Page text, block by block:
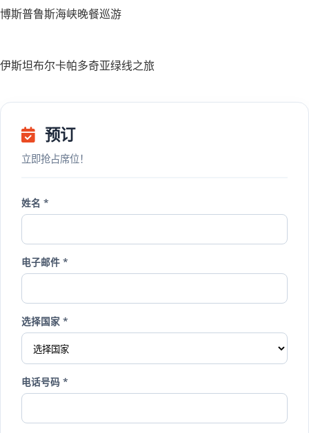
博斯普鲁斯海峡晚餐巡游
伊斯坦布尔卡帕多奇亚绿线之旅
预订
立即抢占席位！
姓名 *
电子邮件 *
选择国家 *
电话号码 *